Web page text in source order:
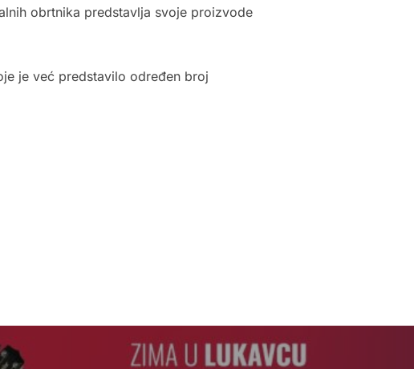
obrtnika predstavlja svoje proizvode
je već predstavilo određen broj